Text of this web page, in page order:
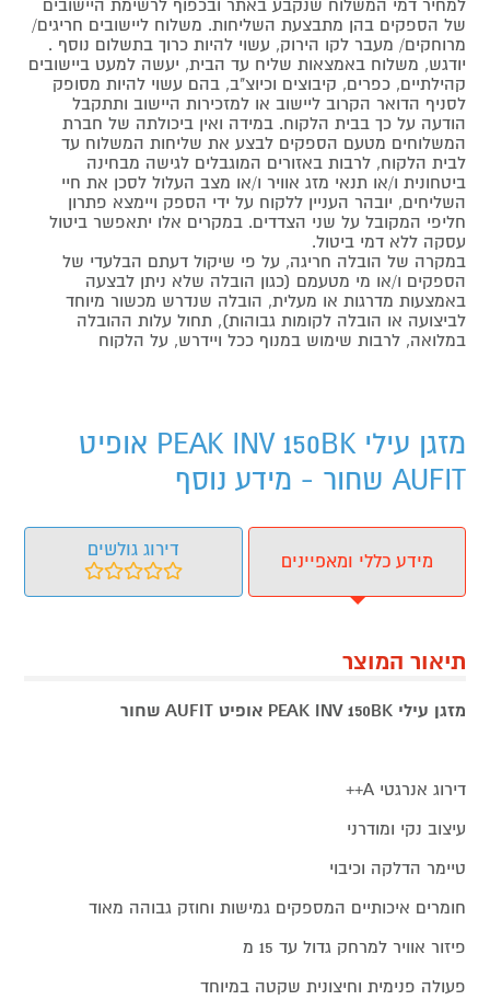
למחיר דמי המשלוח שנקבע באתר ובכפוף לרשימת היישובים
של הספקים בהן מתבצעת השליחות. משלוח ליישובים חריגים/
מרוחקים/ מעבר לקו הירוק, עשוי להיות כרוך בתשלום נוסף .
יודגש, משלוח באמצאות שליח עד הבית, יעשה למעט ביישובים
קהילתיים, כפרים, קיבוצים וכיוצ"ב, בהם עשוי להיות מסופק
לסניף הדואר הקרוב ליישוב או למזכירות היישוב ותתקבל
הודעה על כך בבית הלקוח. במידה ואין ביכולתה של חברת
המשלוחים מטעם הספקים לבצע את שליחות המשלוח עד
לבית הלקוח, לרבות באזורים המוגבלים לגישה מבחינה
ביטחונית ו/או תנאי מזג אוויר ו/או מצב העלול לסכן את חיי
השליחים, יובהר העניין ללקוח על ידי הספק ויימצא פתרון
חליפי המקובל על שני הצדדים. במקרים אלו יתאפשר ביטול
עסקה ללא דמי ביטול.
במקרה של הובלה חריגה, על פי שיקול דעתם הבלעדי של
הספקים ו/או מי מטעמם (כגון הובלה שלא ניתן לבצעה
באמצעות מדרגות או מעלית, הובלה שנדרש מכשור מיוחד
לביצועה או הובלה לקומות גבוהות), תחול עלות ההובלה
במלואה, לרבות שימוש במנוף ככל ויידרש, על הלקוח
מזגן עילי PEAK INV 150BK אופיט
AUFIT שחור - מידע נוסף
מידע כללי ומאפיינים
דירוג גולשים
תיאור המוצר
מזגן עילי PEAK INV 150BK אופיט AUFIT שחור
דירוג אנרגטי A++
עיצוב נקי ומודרני
טיימר הדלקה וכיבוי
חומרים איכותיים המספקים גמישות וחוזק גבוהה מאוד
פיזור אוויר למרחק גדול עד 15 מ
פעולה פנימית וחיצונית שקטה במיוחד